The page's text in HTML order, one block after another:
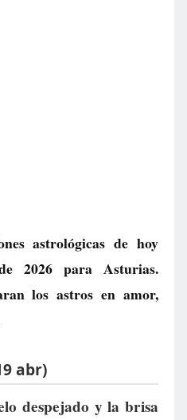
astrológicas de hoy
2026 para Asturias.
los astros en amor,
abr)
despejado y la brisa